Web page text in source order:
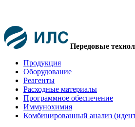
Передовые
Продукция
Оборудование
Реагенты
Расходные материалы
Программное обеспечение
Иммунохимия
Комбинированный анализ